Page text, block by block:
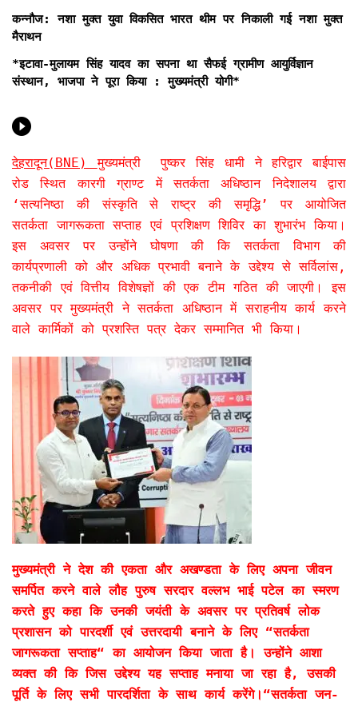
कन्नौज: नशा मुक्त युवा विकसित भारत थीम पर निकाली गई नशा मुक्त
मैराथन
*इटावा-मुलायम सिंह यादव का सपना था सैफई ग्रामीण आयुर्विज्ञान
संस्थान, भाजपा ने पूरा किया : मुख्यमंत्री योगी*
देहरादून(BNE)मुख्यमंत्री पुष्कर सिंह धामी ने हरिद्वार बाईपास
रोड स्थित कारगी ग्राण्ट में सतर्कता अधिष्ठान निदेशालय द्वारा
‘सत्यनिष्ठा की संस्कृति से राष्ट्र की समृद्धि’ पर आयोजित
सतर्कता जागरूकता सप्ताह एवं प्रशिक्षण शिविर का शुभारंभ किया।
इस अवसर पर उन्होंने घोषणा की कि सतर्कता विभाग की
कार्यप्रणाली को और अधिक प्रभावी बनाने के उद्देश्य से सर्विलांस,
तकनीकी एवं वित्तीय विशेषज्ञों की एक टीम गठित की जाएगी। इस
अवसर पर मुख्यमंत्री ने सतर्कता अधिष्ठान में सराहनीय कार्य करने
वाले कार्मिकों को प्रशस्ति पत्र देकर सम्मानित भी किया।
मुख्यमंत्री ने देश की एकता और अखण्डता के लिए अपना जीवन
समर्पित करने वाले लौह पुरुष सरदार वल्लभ भाई पटेल का स्मरण
करते हुए कहा कि उनकी जयंती के अवसर पर प्रतिवर्ष लोक
प्रशासन को पारदर्शी एवं उत्तरदायी बनाने के लिए “सतर्कता
जागरूकता सप्ताह“ का आयोजन किया जाता है। उन्होंने आशा
व्यक्त की कि जिस उद्देश्य यह सप्ताह मनाया जा रहा है, उसकी
पूर्ति के लिए सभी पारदर्शिता के साथ कार्य करेंगे।“सतर्कता जन-